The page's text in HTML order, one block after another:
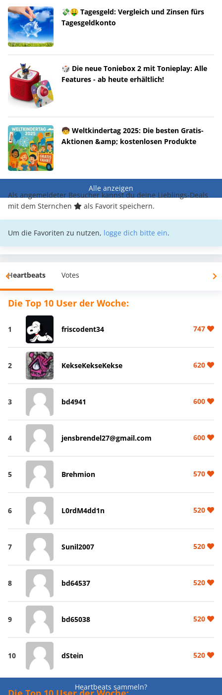
💸🤑 Tagesgeld: Vergleich und Zinsen fürs
Tagesgeldkonto
🎲 Die neue Toniebox 2 mit Tonieplay: Alle
Features - ab heute erhältlich!
🧒 Weltkindertag 2025: Die besten Gratis-
Aktionen &amp; kostenlosen Produkte
Alle anzeigen
Als angemeldeter Besucher kannst du deine Lieblings-Deals
mit dem Sternchen
als Favorit speichern.
Um die Favoriten zu nutzen, logge dich bitte ein.
Heartbeats Votes
Die Top 10 User der Woche:
1 friscodent34 747
2 KekseKekseKekse 620
3 bd4941 600
4 jensbrendel27@gmail.com 600
5 Brehmion 570
6 L0rdM4dd1n 520
7 Sunil2007 520
8 bd64537 520
9 bd65038 520
10 dStein 520
Heartbeats sammeln?